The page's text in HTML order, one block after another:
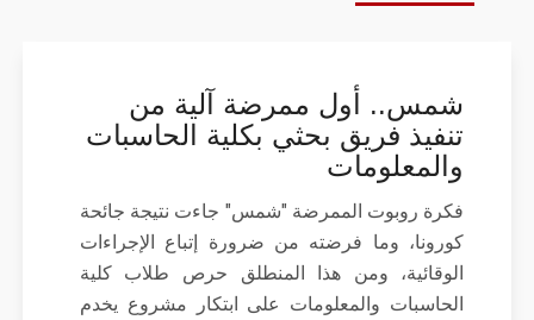
شمس.. أول ممرضة آلية من
تنفيذ فريق بحثي بكلية الحاسبات
والمعلومات
فكرة روبوت الممرضة "شمس" جاءت نتيجة جائحة
كورونا، وما فرضته من ضرورة إتباع الإجراءات
الوقائية، ومن هذا المنطلق حرص طلاب كلية
الحاسبات والمعلومات على ابتكار مشروع يخدم